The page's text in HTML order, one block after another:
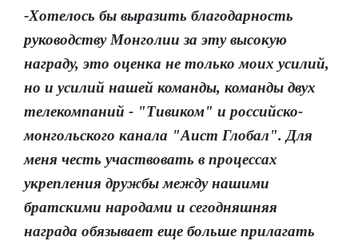
-Хотелось бы выразить благодарность
руководству Монголии за эту высокую
награду, это оценка не только моих усилий,
но и усилий нашей команды, команды двух
телекомпаний - "Тивиком" и российско-
монгольского канала "Аист Глобал". Для
меня честь участвовать в процессах
укрепления дружбы между нашими
братскими народами и сегодняшняя
награда обязывает еще больше прилагать